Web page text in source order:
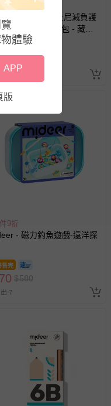
9折
迪士尼 - 迪士尼減負護
容量兒童雙肩書包 - 藏青
1888
4
9折
- 磁力釣魚遊戲-遠洋探
售完
$580
7
體驗
APP
版